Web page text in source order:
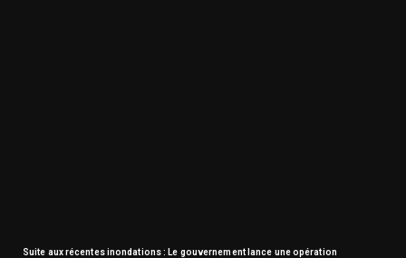
Suite aux récentes inondations : Le gouvernement lance une opération